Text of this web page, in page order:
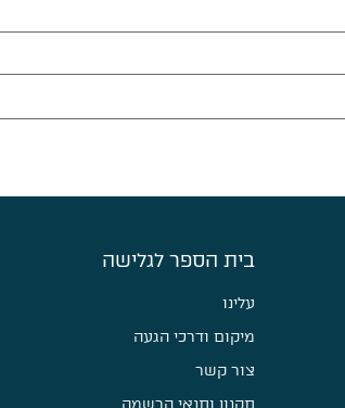
בית הספר לגלישה
עלינו
מיקום ודרכי הגעה
צור קשר
תקנון ותנאי הרשמה